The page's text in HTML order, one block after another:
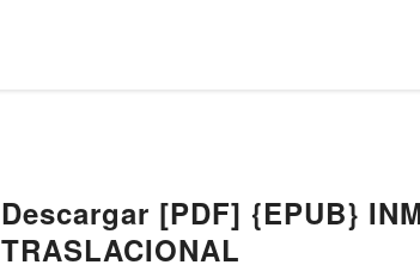
Descargar [PDF] {EPUB}
TRASLACIONAL